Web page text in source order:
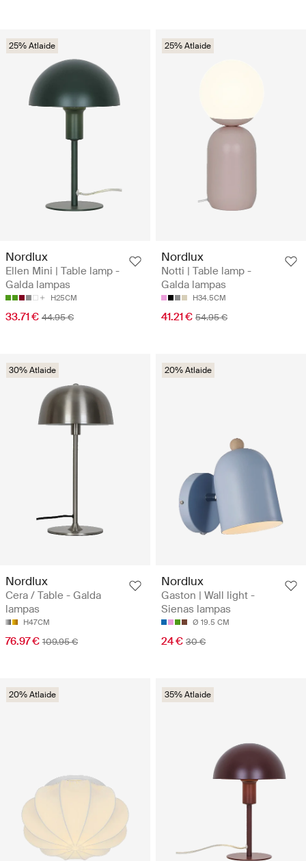
25% Atlaide
Nordlux
Ellen Mini | Table lamp -
Galda lampas
H25CM
33.71 € 44.95 €
25% Atlaide
Nordlux
Notti | Table lamp -
Galda lampas
H34.5CM
41.21 € 54.95 €
30% Atlaide
Nordlux
Cera / Table - Galda
lampas
H47CM
76.97 € 109.95 €
20% Atlaide
Nordlux
Gaston | Wall light -
Sienas lampas
Ø 19.5 CM
24 € 30 €
20% Atlaide 35% Atlaide